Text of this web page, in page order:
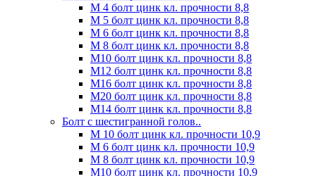
М 4 болт цинк кл. прочности 8,8
М 5 болт цинк кл. прочности 8,8
М 6 болт цинк кл. прочности 8,8
М 8 болт цинк кл. прочности 8,8
М10 болт цинк кл. прочности 8,8
М12 болт цинк кл. прочности 8,8
М16 болт цинк кл. прочности 8,8
М20 болт цинк кл. прочности 8,8
М14 болт цинк кл. прочности 8,8
Болт с шестигранной голов..
М 10 болт цинк кл. прочности 10,9
М 6 болт цинк кл. прочности 10,9
М 8 болт цинк кл. прочности 10,9
М10 болт цинк кл. прочности 10,9